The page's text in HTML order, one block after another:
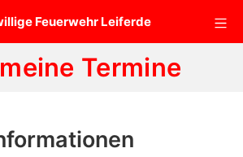
Feuerwehr Leiferde
Termine